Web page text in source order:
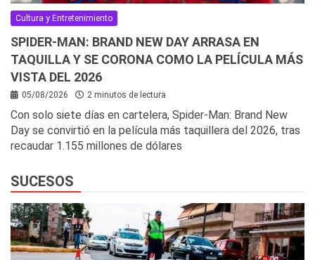
Cultura y Entretenimiento
SPIDER-MAN: BRAND NEW DAY ARRASA EN
TAQUILLA Y SE CORONA COMO LA PELÍCULA MÁS
VISTA DEL 2026
05/08/2026 2 minutos de lectura
Con solo siete días en cartelera, Spider-Man: Brand New
Day se convirtió en la película más taquillera del 2026, tras
recaudar 1.155 millones de dólares
SUCESOS